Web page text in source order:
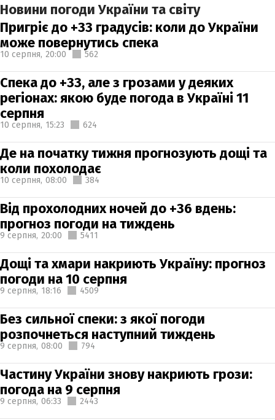
Новини погоди України та світу
Пригріє до +33 градусів: коли до України
може повернутись спека
10 серпня, 20:00 562
Спека до +33, але з грозами у деяких
регіонах: якою буде погода в Україні 11
серпня
10 серпня, 15:23 624
Де на початку тижня прогнозують дощі та
коли похолодає
10 серпня, 08:00 384
Від прохолодних ночей до +36 вдень:
прогноз погоди на тиждень
9 серпня, 20:00 5411
Дощі та хмари накриють Україну: прогноз
погоди на 10 серпня
9 серпня, 18:16 4509
Без сильної спеки: з якої погоди
розпочнеться наступний тиждень
9 серпня, 08:00 794
Частину України знову накриють грози:
погода на 9 серпня
9 серпня, 06:33 2443